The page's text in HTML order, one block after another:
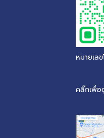
หมายเล
คลิ๊กเพื่